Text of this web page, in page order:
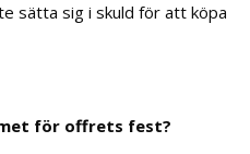
sätta sig i skuld för att köpa
för offrets fest?